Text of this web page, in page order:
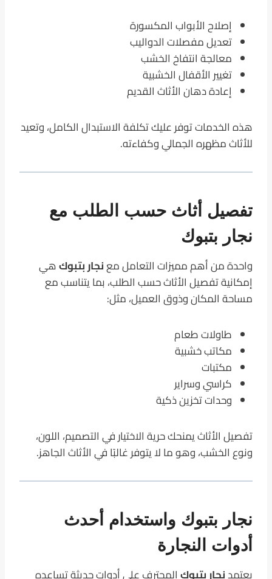
إصلاح الأبواب المكسورة
تعديل مفصلات الدواليب
معالجة انتفاخ الخشب
تغيير الأقفال الخشبية
إعادة دهان الأثاث القديم
هذه الخدمات توفر عليك تكلفة الاستبدال الكامل، وتعيد
للأثاث مظهره الجمالي وكفاءته.
تفصيل أثاث حسب الطلب مع
نجار بتبوك
واحدة من أهم مميزات التعامل معنجار بتبوكهي
إمكانية تفصيل الأثاث حسب الطلب، بما يتناسب مع
مساحة المكان وذوق العميل، مثل:
طاولات طعام
مكاتب خشبية
مكتبات
كراسي وسراير
وحدات تخزين ذكية
تفصيل الأثاث يمنحك حرية الاختيار في التصميم، اللون،
ونوع الخشب، وهو ما لا يتوفر غالبًا في الأثاث الجاهز.
نجار بتبوك واستخدام أحدث
أدوات النجارة
يعتمدنجار بتبوكالمحترف على أدوات حديثة تساعده